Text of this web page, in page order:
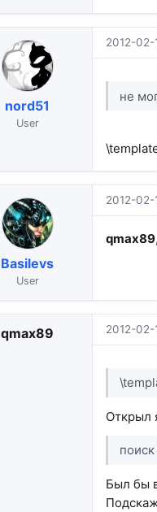
nord51
User
2012-02-
не
Basilevs
User
2012-02-
qmax89
qmax89 2012-02-
Открыл
Был бы